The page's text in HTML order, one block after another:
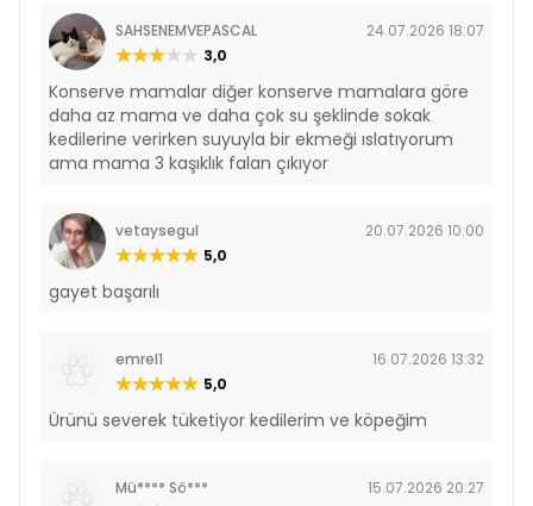
A Vitamini 1.000 IU/kg
D3 Vitamini 100 IU/kg
E Vitamini 13 IU/kg
Taurin 250 mg/kg
Rimba Sos İçinde Parçalı Sığırlı Kedi Konservesi
400gr
Tavuk (min. %46)
Sığır Eti (min. %4)
Bitkisel Ürünler
Mineral ve Vitamin Katkıları
Protein %6
Kül %3
Nem %84
SAHSENEMVEPASCAL
24.07.2026 18:07
3,0
Konserve mamalar diğer konserve mamalara göre
daha az mama ve daha çok su şeklinde sokak
kedilerine verirken suyuyla bir ekmeği ıslatıyorum
ama mama 3 kaşıklık falan çıkıyor
vetaysegul
20.07.2026 10:00
5,0
gayet başarılı
emrel1
16.07.2026 13:32
5,0
Ürünü severek tüketiyor kedilerim ve köpeğim
Mü**** Sö***
15.07.2026 20:27